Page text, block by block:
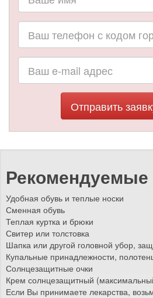
Отправить
Удобная обувь и теплые носки
Сменная обувь
Теплая куртка и брюки
Свитер или толстовка
Шапка или другой головной убор,
Купальные принадлежности,
Солнцезащитные очки
Крем солнцезащитный
Если Вы принимаете лекарства,